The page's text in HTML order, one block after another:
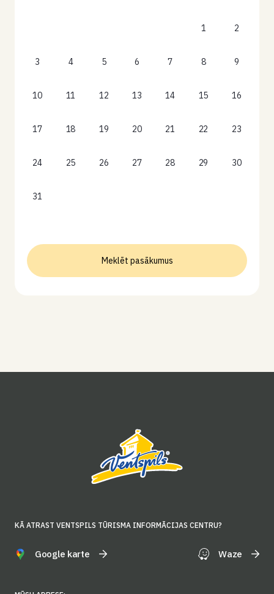
1 2
3 4 5 6 7 8 9
10 11 12 13 14 15 16
17 18 19 20 21 22 23
24 25 26 27 28 29 30
31
Meklēt pasākumus
KĀ ATRAST VENTSPILS TŪRISMA INFORMĀCIJAS CENTRU?
Google karte Waze